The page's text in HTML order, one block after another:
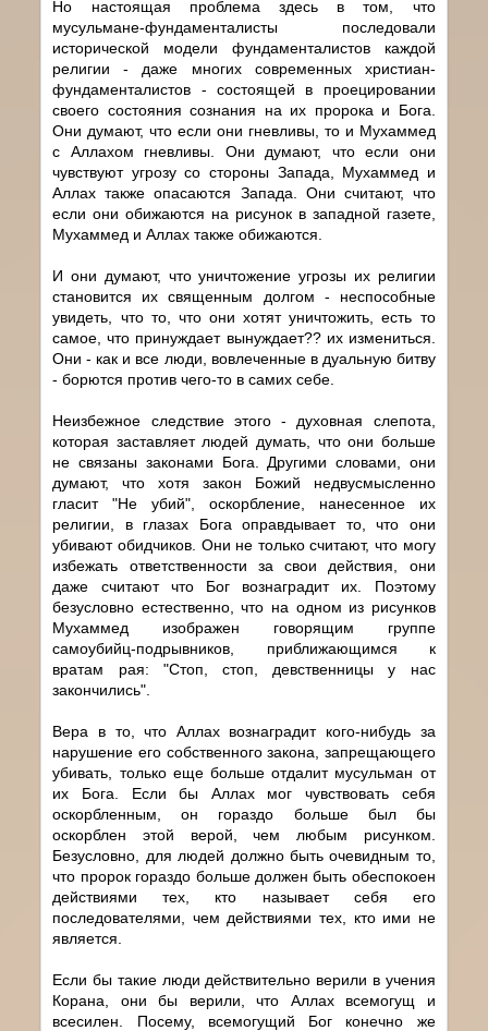
Но настоящая проблема здесь в том, что
мусульмане-фундаменталисты последовали
исторической модели фундаменталистов каждой
религии - даже многих современных христиан-
фундаменталистов - состоящей в проецировании
своего состояния сознания на их пророка и Бога.
Они думают, что если они гневливы, то и Мухаммед
с Аллахом гневливы. Они думают, что если они
чувствуют угрозу со стороны Запада, Мухаммед и
Аллах также опасаются Запада. Они считают, что
если они обижаются на рисунок в западной газете,
Мухаммед и Аллах также обижаются.
И они думают, что уничтожение угрозы их религии
становится их священным долгом - неспособные
увидеть, что то, что они хотят уничтожить, есть то
самое, что принуждает вынуждает?? их измениться.
Они - как и все люди, вовлеченные в дуальную битву
- борются против чего-то в самих себе.
Неизбежное следствие этого - духовная слепота,
которая заставляет людей думать, что они больше
не связаны законами Бога. Другими словами, они
думают, что хотя закон Божий недвусмысленно
гласит "Не убий", оскорбление, нанесенное их
религии, в глазах Бога оправдывает то, что они
убивают обидчиков. Они не только считают, что могу
избежать ответственности за свои действия, они
даже считают что Бог вознаградит их. Поэтому
безусловно естественно, что на одном из рисунков
Мухаммед изображен говорящим группе
самоубийц-подрывников, приближающимся к
вратам рая: "Стоп, стоп, девственницы у нас
закончились".
Вера в то, что Аллах вознаградит кого-нибудь за
нарушение его собственного закона, запрещающего
убивать, только еще больше отдалит мусульман от
их Бога. Если бы Аллах мог чувствовать себя
оскорбленным, он гораздо больше был бы
оскорблен этой верой, чем любым рисунком.
Безусловно, для людей должно быть очевидным то,
что пророк гораздо больше должен быть обеспокоен
действиями тех, кто называет себя его
последователями, чем действиями тех, кто ими не
является.
Если бы такие люди действительно верили в учения
Корана, они бы верили, что Аллах всемогущ и
всесилен. Посему, всемогущий Бог конечно же